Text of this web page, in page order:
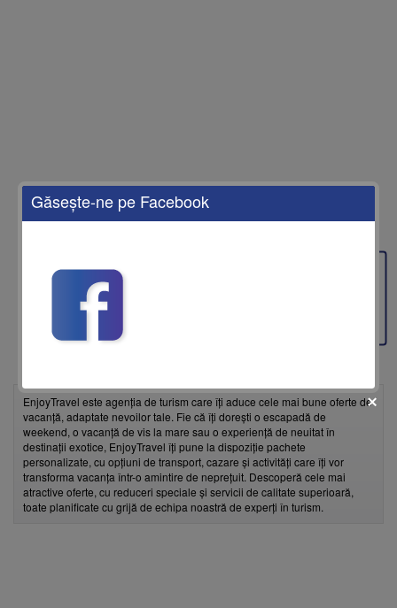
EnjoyTravel este agenția de turism care îți aduce cele mai bune oferte de
vacanță, adaptate nevoilor tale. Fie că îți dorești o escapadă de
weekend, o vacanță de vis la mare sau o experiență de neuitat în
destinații exotice, EnjoyTravel îți pune la dispoziție pachete
personalizate, cu opțiuni de transport, cazare și activități care îți vor
transforma vacanța într-o amintire de neprețuit. Descoperă cele mai
atractive oferte, cu reduceri speciale și servicii de calitate superioară,
toate planificate cu grijă de echipa noastră de experți în turism.
Găseşte-ne pe Facebook
fii prietenul nostru pe facebook